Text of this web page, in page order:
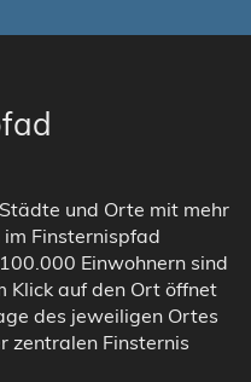
und Orte mit mehr
Finsternispfad
Einwohnern sind
Klick auf den Ort öffnet
des jeweiligen Ortes
zentralen Finsternis